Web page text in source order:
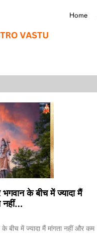
Home
के बीच में ज्यादा मैं
नहीं…
बीच में ज्यादा मैं मांगता नहीं और कम